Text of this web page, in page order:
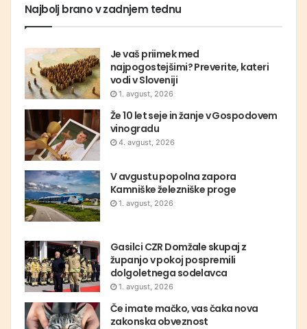
Najbolj brano v zadnjem tednu
Je vaš priimek med
najpogostejšimi? Preverite, kateri
vodi v Sloveniji
1. avgust, 2026
Že 10 let seje in žanje v Gospodovem
vinogradu
4. avgust, 2026
V avgustu popolna zapora
Kamniške železniške proge
1. avgust, 2026
Gasilci CZR Domžale skupaj z
županjo v pokoj pospremili
dolgoletnega sodelavca
1. avgust, 2026
Če imate mačko, vas čaka nova
zakonska obveznost